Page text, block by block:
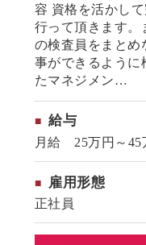
容 資格を活かし
行って頂きます。
の検査員をまとめ
事ができるように
たマネジメン…
給与
月給 25万円～45
雇用形態
正社員